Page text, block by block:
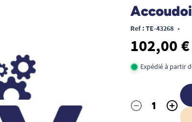
Ref : TE-43268 •
102,00 €
Expédié à partir
Quantité
- +